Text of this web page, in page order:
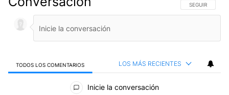
SIGA ESTA
SEGUIR
TODOS LOS COMENTARIOS LOS MÁS RECIENTES
Todos los comentarios
Inicie la conversación